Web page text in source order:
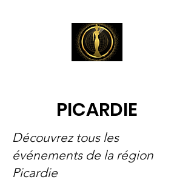
PICARDIE
Découvrez tous les
événements de la région
Picardie